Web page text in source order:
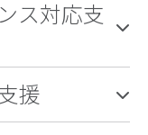
ス対応支
援